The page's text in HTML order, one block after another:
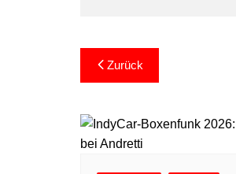
Zurück